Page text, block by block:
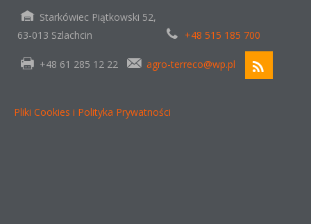
Starkówiec Piątkowski 52,
63-013 Szlachcin
+48 515 185 700
+48 61 285 12 22 agro-terreco@wp.pl
Pliki Cookies i Polityka Prywatności